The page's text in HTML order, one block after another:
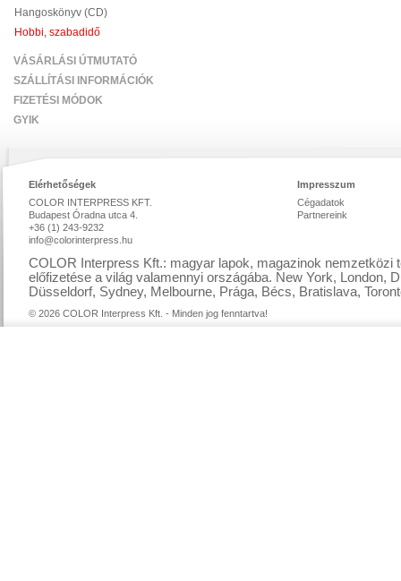
Hangoskönyv (CD)
Hobbi, szabadidő
VÁSÁRLÁSI ÚTMUTATÓ
SZÁLLÍTÁSI INFORMÁCIÓK
FIZETÉSI MÓDOK
GYIK
Elérhetőségek
COLOR INTERPRESS KFT.
Budapest Óradna utca 4.
+36 (1) 243-9232
info@colorinterpress.hu
Impresszum
Cégadatok
Partnereink
COLOR Interpress Kft.: magyar lapok, magazinok nemzetközi
előfizetése a világ valamennyi országába. New York, London,
Düsseldorf, Sydney, Melbourne, Prága, Bécs, Bratislava,
© 2026 COLOR Interpress Kft. - Minden jog fenntartva!